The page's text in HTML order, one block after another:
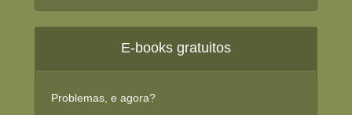
E-books gratuitos
Problemas, e agora?